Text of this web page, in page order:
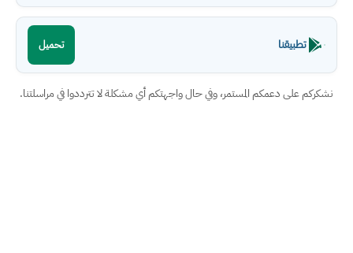
تطبيقنا تحميل
نشكركم على دعمكم المستمر، وفي حال واجهتكم أي مشكلة لا تترددوا في مراسلتنا.